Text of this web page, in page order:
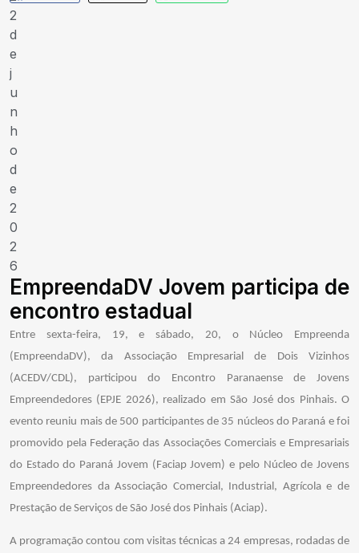
2
d
e
j
u
n
h
o
d
e
2
0
2
6
EmpreendaDV Jovem participa de
encontro estadual
Entre sexta-feira, 19, e sábado, 20, o Núcleo Empreenda
(EmpreendaDV), da Associação Empresarial de Dois Vizinhos
(ACEDV/CDL), participou do Encontro Paranaense de Jovens
Empreendedores (EPJE 2026), realizado em São José dos Pinhais. O
evento reuniu mais de 500 participantes de 35 núcleos do Paraná e foi
promovido pela Federação das Associações Comerciais e Empresariais
do Estado do Paraná Jovem (Faciap Jovem) e pelo Núcleo de Jovens
Empreendedores da Associação Comercial, Industrial, Agrícola e de
Prestação de Serviços de São José dos Pinhais (Aciap).
A programação contou com visitas técnicas a 24 empresas, rodadas de